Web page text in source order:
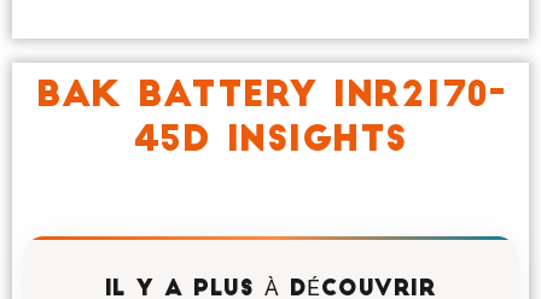
BAK BATTERY INR2170-
45D INSIGHTS
IL Y A PLUS À DÉCOUVRIR